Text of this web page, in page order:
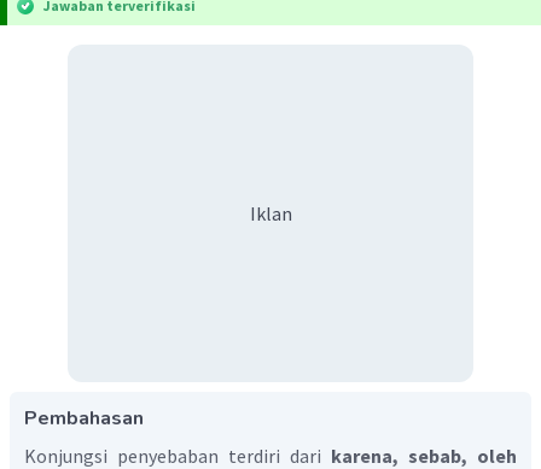
Jawaban terverifikasi
Iklan
Pembahasan
Konjungsi penyebaban terdiri dari karena, sebab, oleh